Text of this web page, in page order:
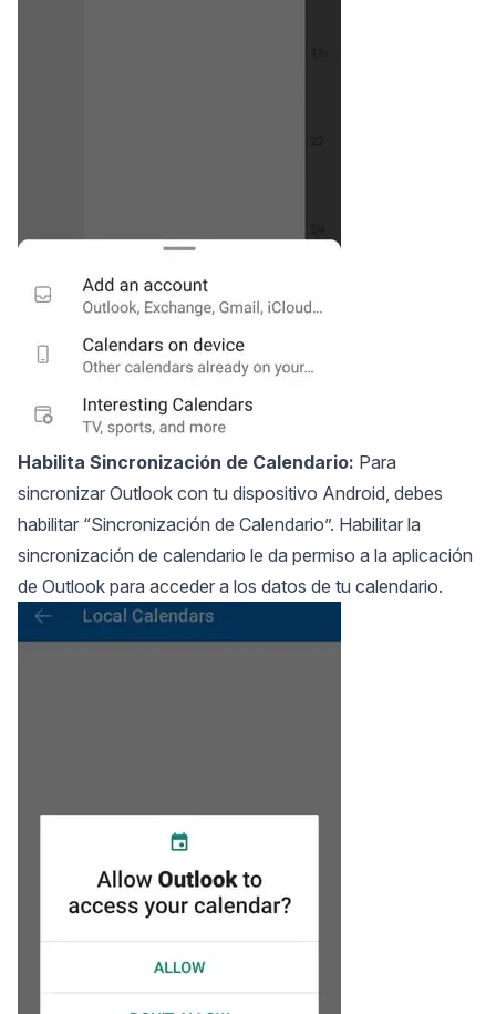
Habilita Sincronización de Calendario: Para
sincronizar Outlook con tu dispositivo Android, debes
habilitar “Sincronización de Calendario”. Habilitar la
sincronización de calendario le da permiso a la aplicación
de Outlook para acceder a los datos de tu calendario.